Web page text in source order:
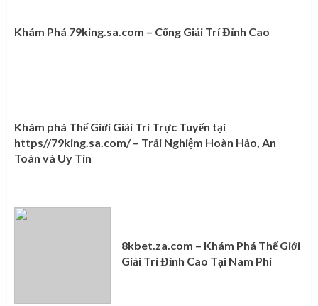
Khám Phá 79king.sa.com – Cổng Giải Trí Đỉnh Cao
Khám phá Thế Giới Giải Trí Trực Tuyến tại
https//79king.sa.com/ – Trải Nghiệm Hoàn Hảo, An
Toàn và Uy Tín
8kbet.za.com – Khám Phá Thế Giới
Giải Trí Đỉnh Cao Tại Nam Phi